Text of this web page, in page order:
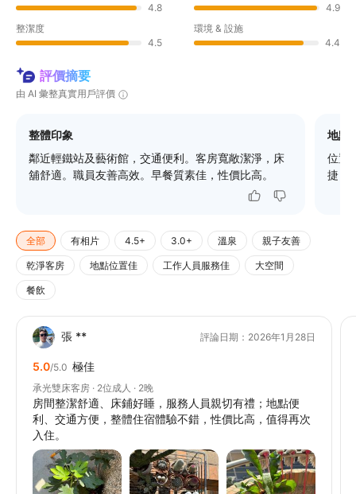
4.8
4.9
整潔度
4.5
環境 & 設施
4.4
評價摘要
由 AI 彙整真實用戶評價
整體印象
鄰近輕鐵站及藝術館，交通便利。客房寬敞潔淨，床
舖舒適。職員友善高效。早餐質素佳，性價比高。
地點
位置
捷，
全部 有相片 4.5+ 3.0+ 溫泉 親子友善
乾淨客房 地點位置佳 工作人員服務佳 大空間
餐飲
張 ** 評論日期：2026年1月28日
5.0/5.0 極佳
承光雙床客房 · 2位成人 · 2晚
房間整潔舒適、床鋪好睡，服務人員親切有禮；地點便
利、交通方便，整體住宿體驗不錯，性價比高，值得再次
入住。